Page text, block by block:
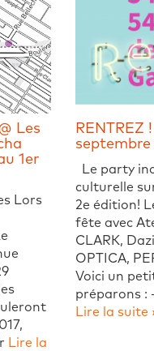
Les
1er
Lors
Lire la
RENTREZ
septembre
Le party
culturelle
2e édition!
fête avec
CLARK,
OPTICA,
Voici un
préparons :
Lire la suite